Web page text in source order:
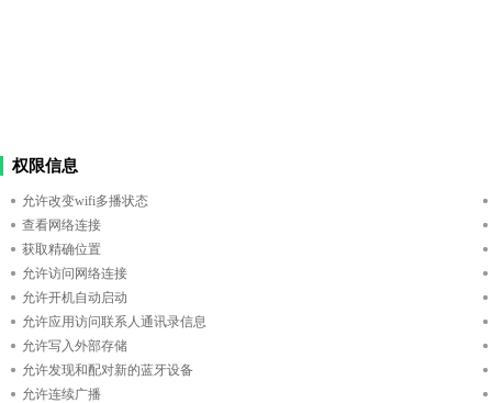
权限信息
允许改变wifi多播状态
查看网络连接
获取精确位置
允许访问网络连接
允许开机自动启动
允许应用访问联系人通讯录信息
允许写入外部存储
允许发现和配对新的蓝牙设备
允许连续广播